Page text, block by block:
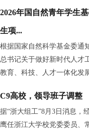
2026年国自然青年学生
生项...
根据国家自然科学基金委通
总书记关于做好新时代人才
教育、科技、人才一体化发
C9高校，领导班子调整
据“浙大组工”8月3日消息，
鹰任浙江大学校党委委员、